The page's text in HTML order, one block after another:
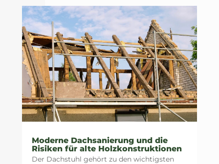
Moderne Dachsanierung und die
Risiken für alte Holzkonstruktionen
Der Dachstuhl gehört zu den wichtigsten